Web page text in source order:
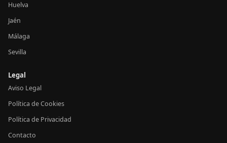
Huelva
Jaén
Málaga
Sevilla
Legal
Aviso Legal
Política de Cookies
Política de Privacidad
Contacto